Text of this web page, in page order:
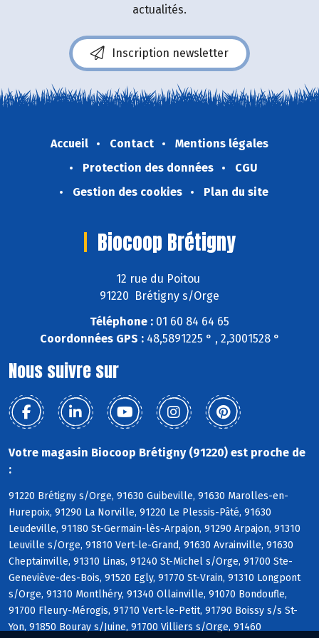
actualités.
Inscription newsletter
Accueil Contact
Mentions légales
Protection des données
CGU
Gestion des cookies
Plan du site
Biocoop Brétigny
12 rue du Poitou
91220 Brétigny s/Orge
Téléphone : 01 60 84 64 65
Coordonnées GPS :48,5891225 ° , 2,3001528 °
Nous suivre sur
Votre magasin Biocoop Brétigny (91220) est proche de
:
91220 Brétigny s/Orge, 91630 Guibeville, 91630 Marolles-en-
Hurepoix, 91290 La Norville, 91220 Le Plessis-Pâté, 91630
Leudeville, 91180 St-Germain-lès-Arpajon, 91290 Arpajon, 91310
Leuville s/Orge, 91810 Vert-le-Grand, 91630 Avrainville, 91630
Cheptainville, 91310 Linas, 91240 St-Michel s/Orge, 91700 Ste-
Geneviève-des-Bois, 91520 Egly, 91770 St-Vrain, 91310 Longpont
s/Orge, 91310 Montlhéry, 91340 Ollainville, 91070 Bondoufle,
91700 Fleury-Mérogis, 91710 Vert-le-Petit, 91790 Boissy s/s St-
Yon, 91850 Bouray s/Juine, 91700 Villiers s/Orge, 91460